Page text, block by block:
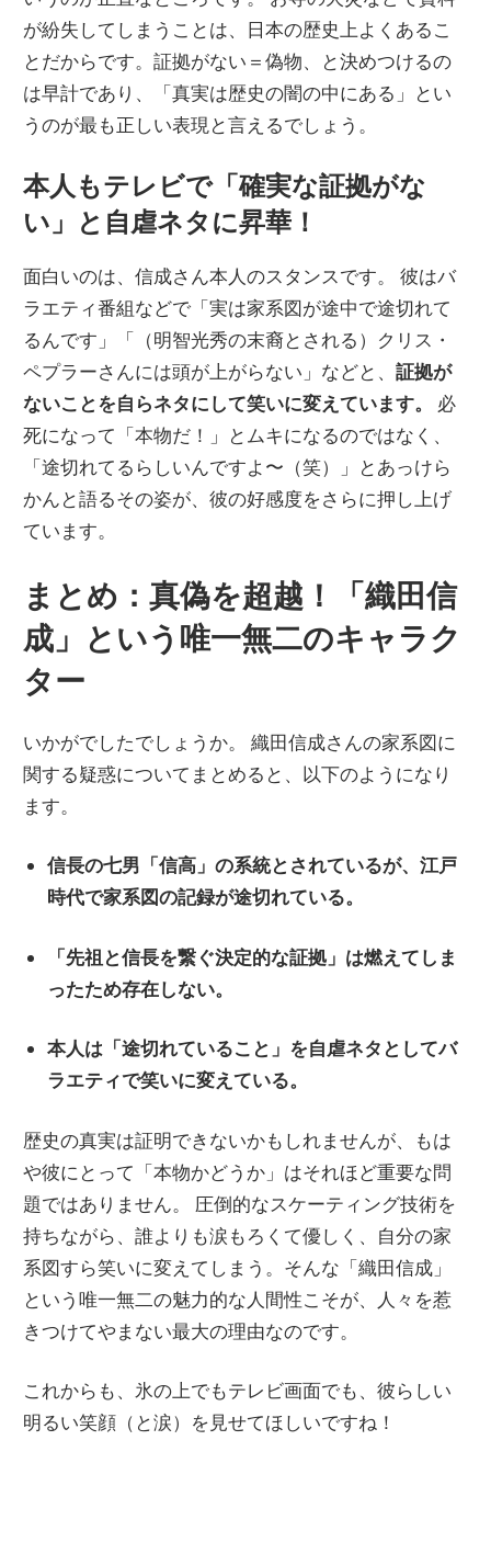
が紛失してしまうことは、日本の歴史上よくあるこ
とだからです。証拠がない＝偽物、と決めつけるの
は早計であり、「真実は歴史の闇の中にある」とい
うのが最も正しい表現と言えるでしょう。
本人もテレビで「確実な証拠がな
い」と自虐ネタに昇華！
面白いのは、信成さん本人のスタンスです。 彼はバ
ラエティ番組などで「実は家系図が途中で途切れて
るんです」「（明智光秀の末裔とされる）クリス・
ペプラーさんには頭が上がらない」などと、証拠が
ないことを自らネタにして笑いに変えています。
必
死になって「本物だ！」とムキになるのではなく、
「途切れてるらしいんですよ〜（笑）」とあっけら
かんと語るその姿が、彼の好感度をさらに押し上げ
ています。
まとめ：真偽を超越！「織田信
成」という唯一無二のキャラク
ター
いかがでしたでしょうか。 織田信成さんの家系図に
関する疑惑についてまとめると、以下のようになり
ます。
信長の七男「信高」の系統とされているが、江戸
時代で家系図の記録が途切れている。
「先祖と信長を繋ぐ決定的な証拠」は燃えてしま
ったため存在しない。
本人は「途切れていること」を自虐ネタとしてバ
ラエティで笑いに変えている。
歴史の真実は証明できないかもしれませんが、もは
や彼にとって「本物かどうか」はそれほど重要な問
題ではありません。 圧倒的なスケーティング技術を
持ちながら、誰よりも涙もろくて優しく、自分の家
系図すら笑いに変えてしまう。そんな「織田信成」
という唯一無二の魅力的な人間性こそが、人々を惹
きつけてやまない最大の理由なのです。
これからも、氷の上でもテレビ画面でも、彼らしい
明るい笑顔（と涙）を見せてほしいですね！